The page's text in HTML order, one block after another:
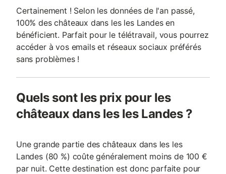
Certainement ! Selon les données de l'an passé,
100% des châteaux dans les les Landes en
bénéficient. Parfait pour le télétravail, vous pourrez
accéder à vos emails et réseaux sociaux préférés
sans problèmes !
Quels sont les prix pour les
châteaux dans les les Landes ?
Une grande partie des châteaux dans les les
Landes (80 %) coûte généralement moins de 100 €
par nuit. Cette destination est donc parfaite pour